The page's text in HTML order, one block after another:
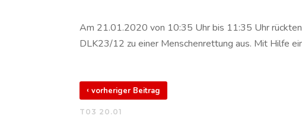
Am 21.01.2020 von 10:35 Uhr bis 11:35 Uhr
DLK23/12 zu einer Menschenrettung aus. Mit Hilfe
‹ vorheriger Beitrag
T03 20.01